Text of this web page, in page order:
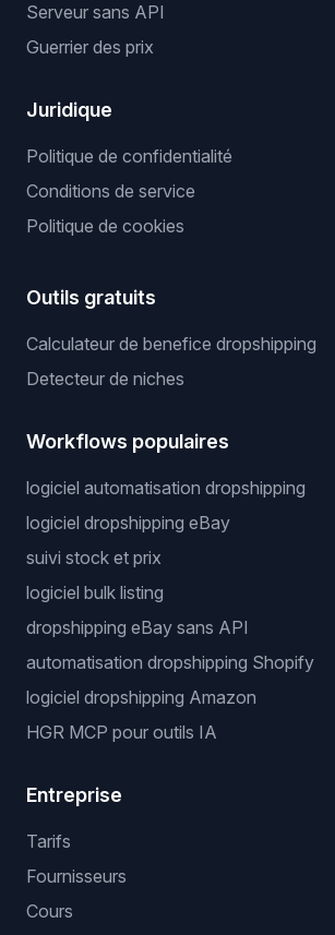
Serveur sans API
Guerrier des prix
Juridique
Politique de confidentialité
Conditions de service
Politique de cookies
Outils gratuits
Calculateur de benefice dropshipping
Detecteur de niches
Workflows populaires
logiciel automatisation dropshipping
logiciel dropshipping eBay
suivi stock et prix
logiciel bulk listing
dropshipping eBay sans API
automatisation dropshipping Shopify
logiciel dropshipping Amazon
HGR MCP pour outils IA
Entreprise
Tarifs
Fournisseurs
Cours